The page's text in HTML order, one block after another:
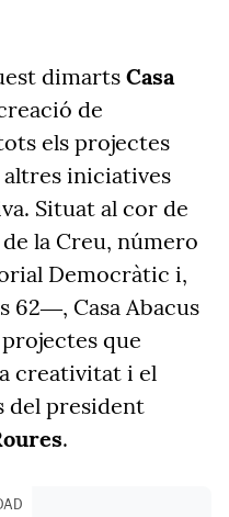
dimarts Casa
de
els projectes
iniciatives
Situat al cor de
la Creu, número
Democràtic i,
62―, Casa Abacus
que
creativitat i el
del president
.